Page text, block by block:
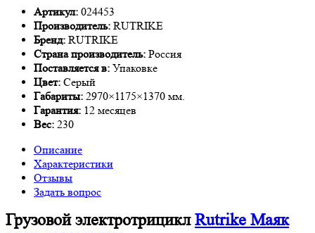
Артикул: 024453
Производитель: RUTRIKE
Бренд: RUTRIKE
Страна производитель: Россия
Поставляется в: Упаковке
Цвет: Серый
Габариты: 2970×1175×1370 мм.
Гарантия: 12 месяцев
Вес: 230
Описание
Характеристики
Отзывы
Задать вопрос
Грузовой электротрициклRutrike Маяк